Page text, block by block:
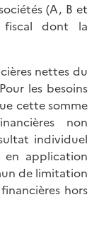
(A, B et
fiscal dont la
nettes du
les besoins
cette somme
non
individuel
application
de limitation
hors